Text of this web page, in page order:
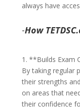
always have
-How
1. **Builds Exam
By taking regular
their strengths
on areas that
their confidence